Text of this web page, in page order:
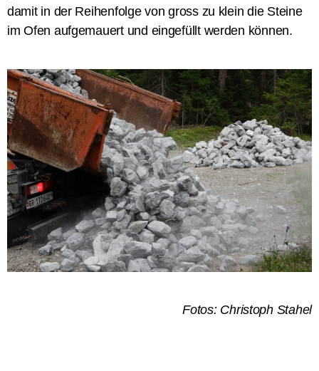
damit in der Reihenfolge von gross zu klein die Steine
im Ofen aufgemauert und eingefüllt werden können.
Fotos: Christoph Stahel